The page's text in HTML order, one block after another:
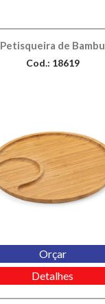
Petisqueira de Bambu
Cod.: 18619
Orçar
Detalhes